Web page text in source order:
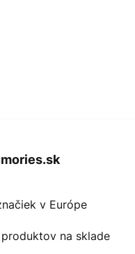
v Európe
na sklade